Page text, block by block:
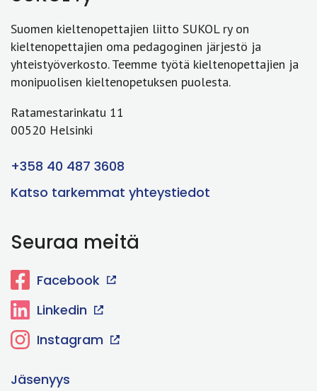
Suomen kieltenopettajien liitto SUKOL ry on
kieltenopettajien oma pedagoginen järjestö ja
yhteistyöverkosto. Teemme työtä kieltenopettajien ja
monipuolisen kieltenopetuksen puolesta.
Ratamestarinkatu 11
00520 Helsinki
+358 40 487 3608
Katso tarkemmat yhteystiedot
Seuraa meitä
Facebook
Linkedin
Instagram
Jäsenyys